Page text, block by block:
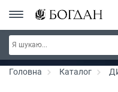
РОЗПРОДАЖ ~ 150 грн ~ 200
300 грн ~
Головна Каталог